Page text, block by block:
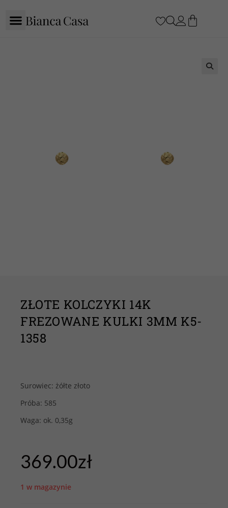
ZŁOTE KOLCZYKI 14K
FREZOWANE KULKI 3MM K5-
1358
Surowiec: żółte złoto
Próba: 585
Waga: ok. 0,35g
369.00zł
1 w magazynie